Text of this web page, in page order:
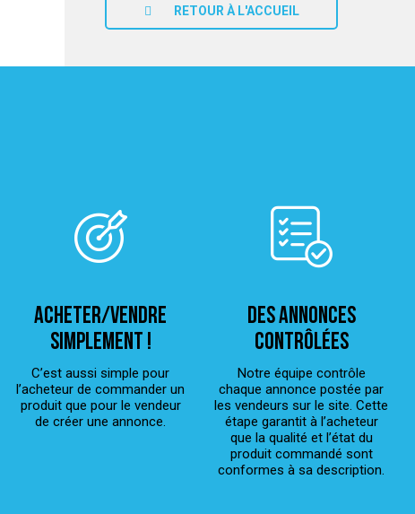
RETOUR À L'ACCUEIL
ACHETER/VENDRE
simplement !
C’est aussi simple pour
l’acheteur de commander un
produit que pour le vendeur
de créer une annonce.
Des annonces
contrôlées
Notre équipe contrôle
chaque annonce postée par
les vendeurs sur le site. Cette
étape garantit à l’acheteur
que la qualité et l’état du
produit commandé sont
conformes à sa description.